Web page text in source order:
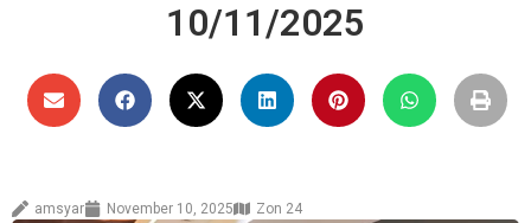
10/11/2025
amsyar November 10, 2025 Zon 24